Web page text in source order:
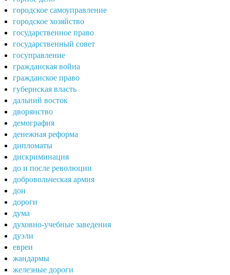
городское самоуправление
городское хозяйство
государственное право
государственный совет
госуправление
гражданская война
гражданское право
губернская власть
дальний восток
дворянство
демография
денежная реформа
дипломаты
дискриминация
до и после революции
добровольческая армия
дон
дороги
дума
духовно-учебные заведения
дуэли
евреи
жандармы
железные дороги